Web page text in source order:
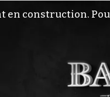
en construction.